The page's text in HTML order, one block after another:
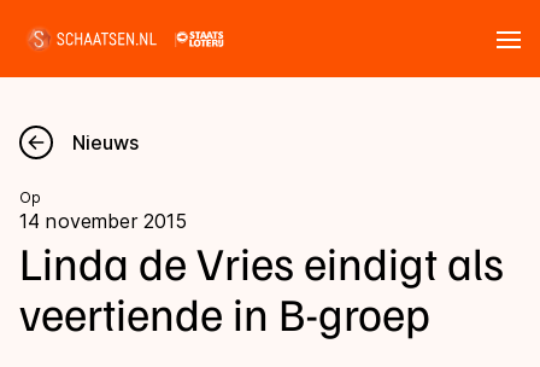
Nieuws
Kalender
Disciplines
Nieuws
Op
14 november 2015
Linda de Vries eindigt als
veertiende in B-groep